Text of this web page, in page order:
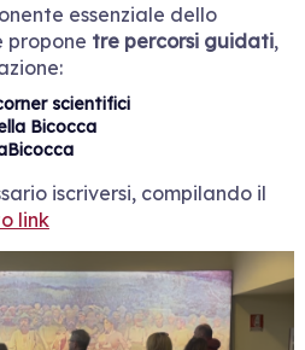
essenziale dello
propone tre percorsi guidati,
scientifici
Bicocca
iscriversi, compilando il
link